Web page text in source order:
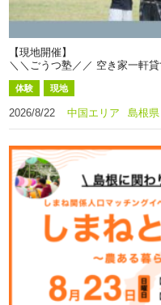
【現地開催】
＼＼ごうつ塾／／ 空き家一軒
体験 現地
2026/8/22 中国エリア 島根県